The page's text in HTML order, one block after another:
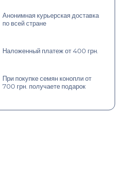
Анонимная курьерская доставка
по всей стране
Наложенный платеж от 400 грн.
При покупке семян конопли от
700 грн. получаете подарок